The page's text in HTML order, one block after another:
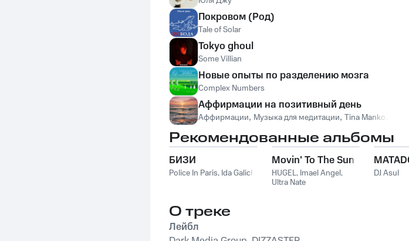
Покровом (Род)
Tale of Solar
Tokyo ghoul
Some Villian
Новые опыты по разделению мозга
Complex Numbers
Аффирмации на позитивный день
Аффирмации, Музыка для медитации, Tina Manko
Рекомендованные альбомы
БИЗИ
Police In Paris, Ida Galich
Movin' To The Sun
HUGEL, Imael Angel,
Ultra Nate
DJ Asul
О треке
Лейбл